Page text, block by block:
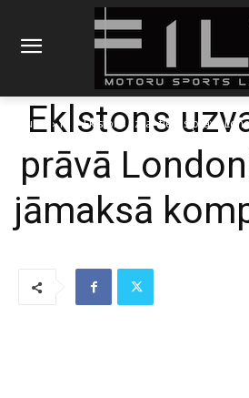
Sākums F1
Eklstons uzvar tiesas prāvā
Eklstons
prāvā
jāmaksā